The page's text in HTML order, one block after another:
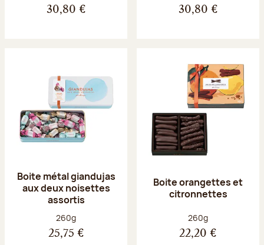
30,80 € 30,80 €
Boite métal giandujas
aux deux noisettes
assortis
Poids net :
260g
25,75 €
Boite orangettes et
citronnettes
Poids net :
260g
22,20 €